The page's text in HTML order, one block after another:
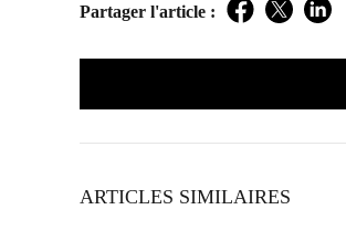
Partager l'article : Facebook
Twitter
ARTICLES SIMILAIRES